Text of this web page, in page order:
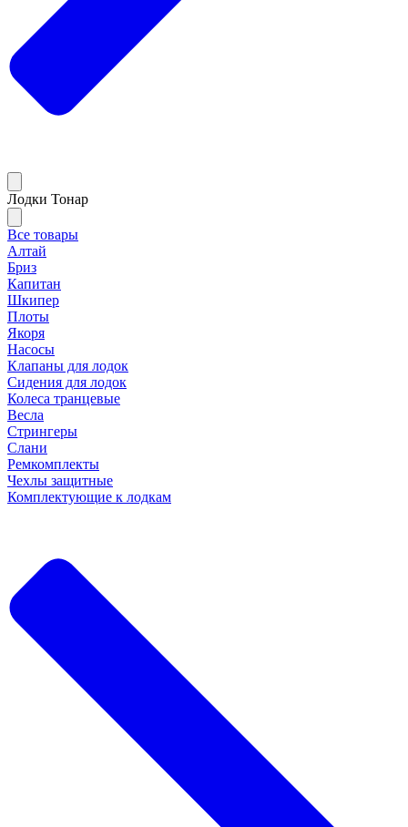
Лодки Тонар
Все товары
Алтай
Бриз
Капитан
Шкипер
Плоты
Якоря
Насосы
Клапаны для лодок
Сидения для лодок
Колеса транцевые
Весла
Стрингеры
Слани
Ремкомплекты
Чехлы защитные
Комплектующие к лодкам